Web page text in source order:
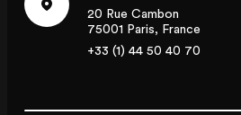
20 Rue Cambon
75001 Paris, France
+33 (1) 44 50 40 70